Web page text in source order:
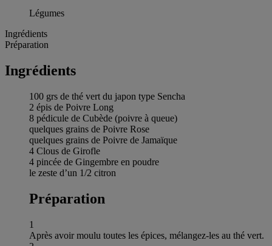
Légumes
Ingrédients
Préparation
Ingrédients
100 grs de thé vert du japon type Sencha
2 épis de Poivre Long
8 pédicule de Cubède (poivre à queue)
quelques grains de Poivre Rose
quelques grains de Poivre de Jamaïque
4 Clous de Girofle
4 pincée de Gingembre en poudre
le zeste d’un 1/2 citron
Préparation
1
Après avoir moulu toutes les épices, mélangez-les au thé vert.